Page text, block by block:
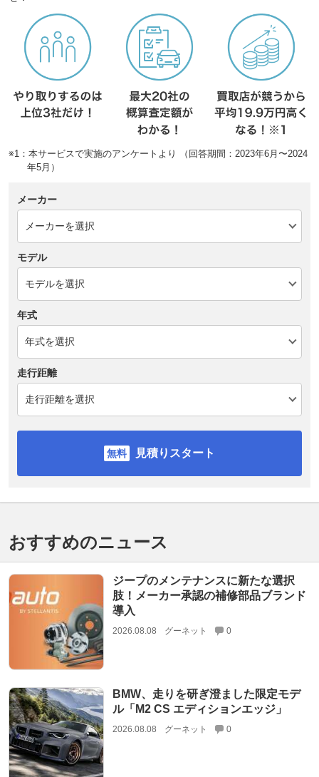
※1：本サービスで実施のアンケートより （回答期間：2023年6月〜2024
年5月）
メーカー
モデル
年式
走行距離
見積りスタート
おすすめのニュース
ジープのメンテナンスに新たな選択
肢！メーカー承認の補修部品ブランド
導入
2026.08.08 グーネット 0
BMW、走りを研ぎ澄ました限定モデ
ル「M2 CS エディションエッジ」
2026.08.08 グーネット 0